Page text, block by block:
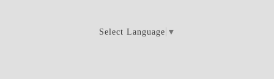
Select Language ▼